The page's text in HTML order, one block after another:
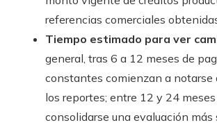
referencias comerciales
Tiempo estimado para ver
general, tras 6 a 12 meses de
constantes comienzan a notarse
los reportes; entre 12 y 24 meses
consolidarse una evaluación más